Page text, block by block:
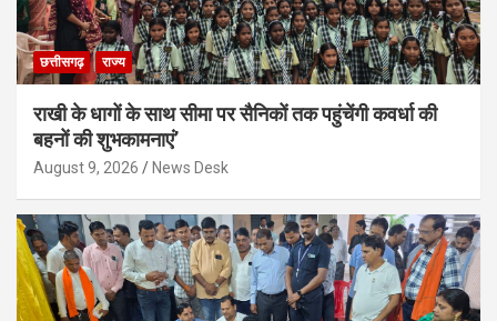
छत्तीसगढ़ राज्य
राखी के धागों के साथ सीमा पर सैनिकों तक पहुंचेंगी कवर्धा की
बहनों की शुभकामनाएं’
August 9, 2026 News Desk